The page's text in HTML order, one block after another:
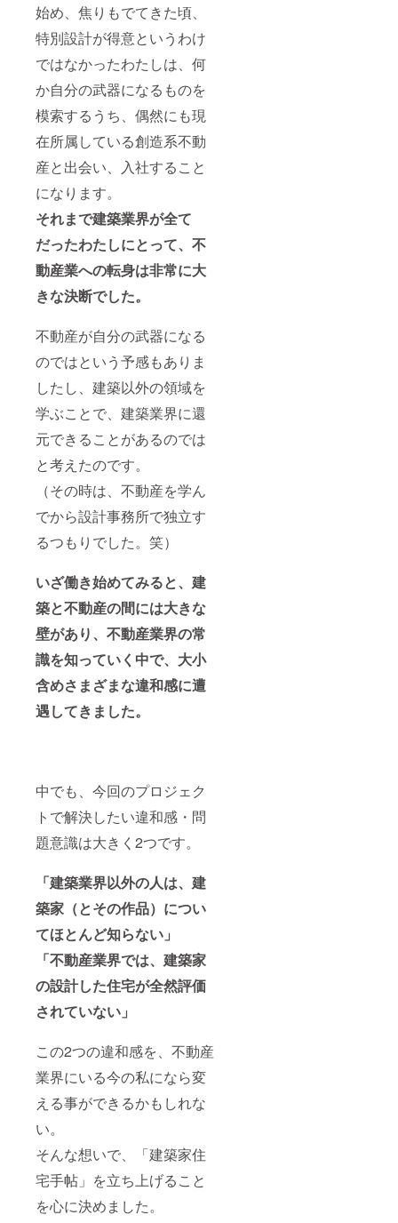
始め、焦りもでてきた頃、
特別設計が得意というわけ
ではなかったわたしは、何
か自分の武器になるものを
模索するうち、 偶然にも現
在所属している創造系不動
産と出会い、入社すること
になります。
それまで建築業界が全て
だったわたしにとって、不
動産業への転身は非常に大
きな決断でした。
不動産が自分の武器になる
のではという予感もありま
したし、建築以外の領域を
学ぶことで、建築業界に還
元できることがあるのでは
と考えたのです。
（その時は、不動産を学ん
でから設計事務所で独立す
るつもりでした。笑）
いざ働き始めてみると、建
築と不動産の間には大きな
壁があり、不動産業界の常
識を知っていく中で、大小
含めさまざまな違和感に遭
遇してきました。
中でも、今回のプロジェク
トで解決したい違和感・問
題意識は大きく2つです。
「建築業界以外の人は、建
築家（とその作品）につい
てほとんど知らない」
「不動産業界では、建築家
の設計した住宅が全然評価
されていない」
この2つの違和感を、不動産
業界にいる今の私になら変
える事ができるかもしれな
い。
そんな想いで、「建築家住
宅手帖」を立ち上げること
を心に決めました。